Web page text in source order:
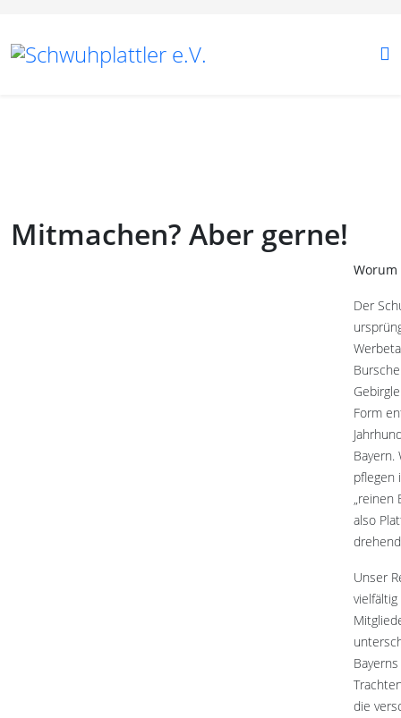
Mitmachen? Aber gerne!
Worum
Der
Form
Bayern.
pflegen
„reinen
also
Unser
die